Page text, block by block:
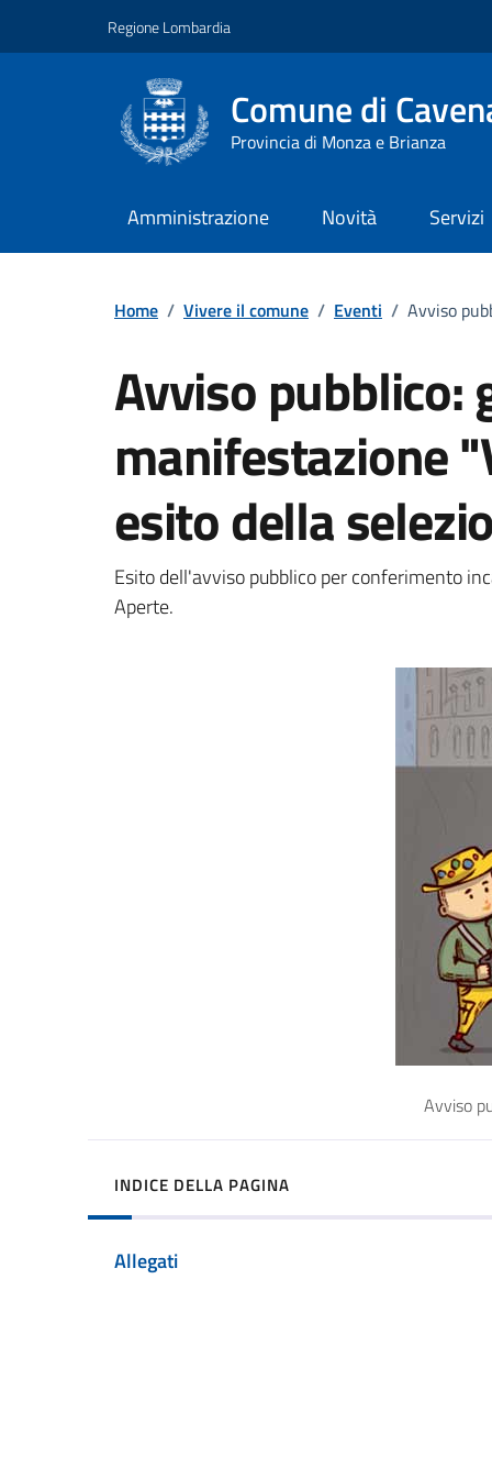
Regione Lombardia
Comune di
Provincia di Monza e Brianza
Amministrazione Novità Servizi
Home / Vivere il comune / Eventi / Avviso
Avviso pubblico:
manifestazione
esito della
Dettagli della
Esito dell'avviso pubblico per conferimento
Aperte.
Avviso
INDICE DELLA PAGINA
Allegati